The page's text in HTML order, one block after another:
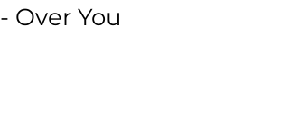
- Over You